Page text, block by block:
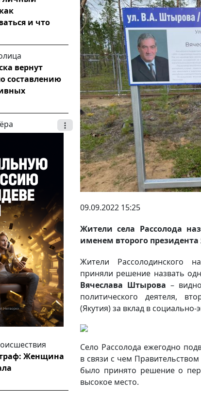
и что
вернут
составлению
Женщина
09.09.2022 15:25
Жители села Рассолода
именем второго
Жители Рассолодинского
приняли решение назвать
Вячеслава Штырова –
политического деятеля,
(Якутия) за вклад в
Село Рассолода ежегодно
в связи с чем
было принято решение о
высокое место.